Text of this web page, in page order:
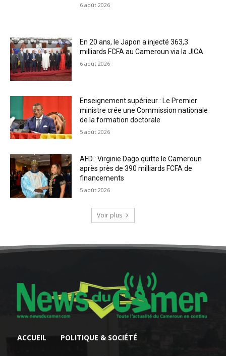
6 août 2026
En 20 ans, le Japon a injecté 363,3
milliards FCFA au Cameroun via la JICA
6 août 2026
Enseignement supérieur : Le Premier
ministre crée une Commission nationale
de la formation doctorale
5 août 2026
AFD : Virginie Dago quitte le Cameroun
après près de 390 milliards FCFA de
financements
5 août 2026
Voir plus
ACCUEIL POLITIQUE & SOCIÉTÉ